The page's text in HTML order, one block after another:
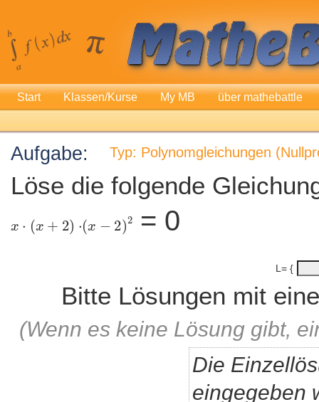
Start Klassen/Kurse My MB über mathebattle
Aufgabe: Typ: Polynomgleichungen
Löse die folgende
= 0
L= {
Bitte Lösungen mit
(Wenn es keine Lösung gibt,
Die
eingegeben